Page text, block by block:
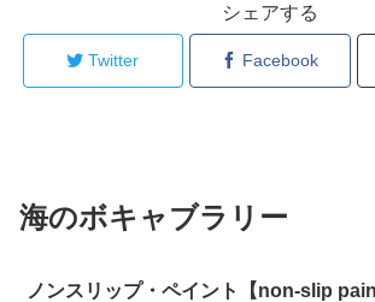
シェアする
Twitter Facebook
海のボキャブラリー
ノンスリップ・ペイント【non-slip